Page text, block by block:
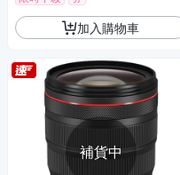
加入購物車
補貨中